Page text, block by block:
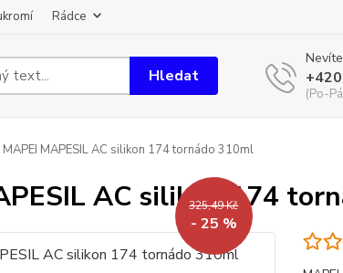
Rádce
Hledat
(Po-
MAPEI MAPESIL AC silikon 174 tornádo 310ml
AC silikon 174
325,49 Kč
- 25 %